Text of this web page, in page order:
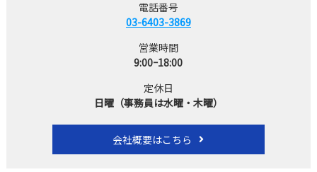
電話番号
03-6403-3869
営業時間
9:00ｰ18:00
定休日
日曜（事務員は水曜・木曜）
会社概要はこちら